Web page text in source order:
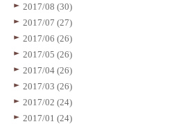
2017/08 (30)
2017/07 (27)
2017/06 (26)
2017/05 (26)
2017/04 (26)
2017/03 (26)
2017/02 (24)
2017/01 (24)